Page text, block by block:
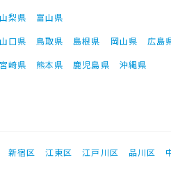
山梨県
富山県
山口県 鳥取県 島根県 岡山県
広島
宮崎県 熊本県 鹿児島県 沖縄県
新宿区 江東区 江戸川区 品川区